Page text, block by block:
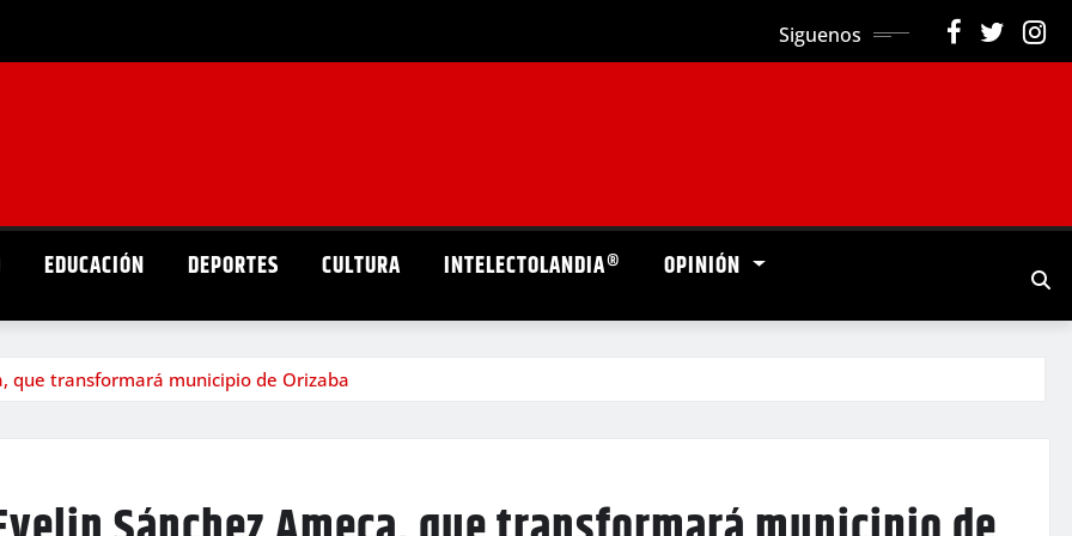
Siguenos
EDUCACIÓN DEPORTES CULTURA INTELECTOLANDIA® OPINIÓN
que transformará municipio de Orizaba